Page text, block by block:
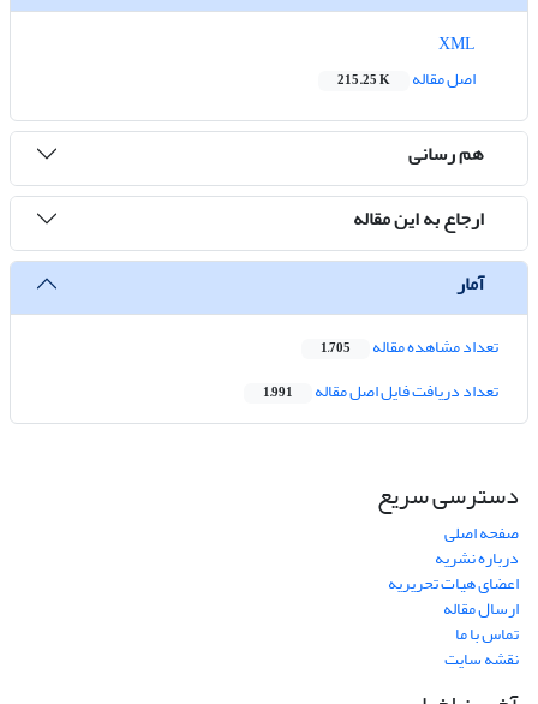
اصل مقاله
215.25 K
هم رسانی
ارجاع به این مقاله
آمار
تعداد مشاهده مقاله 1,705
تعداد دریافت فایل اصل مقاله 1,991
دسترسی سریع
صفحه اصلی
درباره نشریه
اعضای هیات تحریریه
ارسال مقاله
تماس با ما
نقشه سایت